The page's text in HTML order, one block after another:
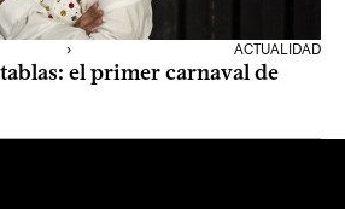
› ACTUALIDAD
el primer carnaval de